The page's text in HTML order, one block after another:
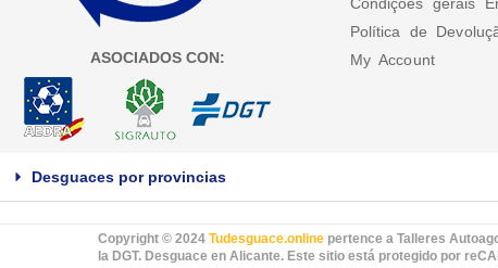
ASOCIADOS CON:
Política de
My Account
Desguaces por provincias
Copyright © 2024 Tudesguace.online pertence a Talleres
la DGT. Desguace en Alicante. Este sitio está protegido por